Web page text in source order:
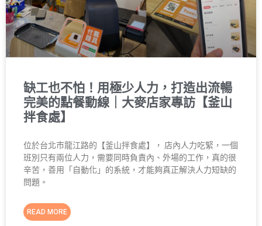
缺工也不怕！用極少人力，打造出流暢
完美的點餐動線｜大麥店家專訪【釜山
拌食處】
位於台北市龍江路的【釜山拌食處】， 店內人力吃緊，一個
班別只有兩位人力，需要同時負責內、外場的工作，真的很
辛苦，善用「自動化」的系統，才能夠真正解決人力短缺的
問題。
READ MORE